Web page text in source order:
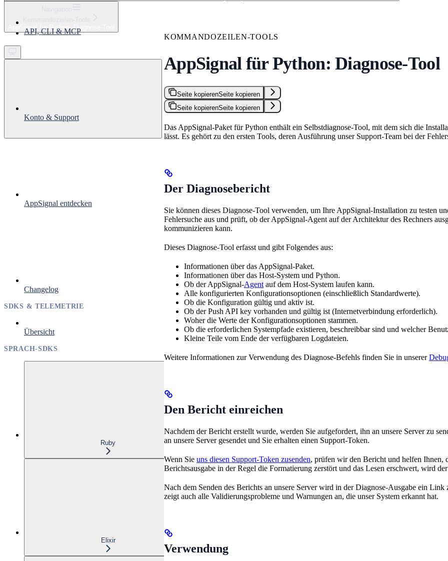
Get started
AppSignal für Python: Diagnose-Tool
API, CLI & MCP
Konto & Support
AppSignal entdecken
Changelog
SDKS & TELEMETRIE
Übersicht
SPRACH-SDKS
Ruby
Elixir
KOMMANDOZEILEN-TOOLS
AppSignal für Python: Diagnose-Tool
Seite kopierenSeite kopieren
Seite kopierenSeite kopieren
Das AppSignal-Paket für Python enthält ein Selbstdiagnose-Tool, mit dem sich die
lässt. Es gehört zu den ersten Tools, deren Ausführung unser Support-Team bei der
Der Diagnosebericht
Sie können dieses Diagnose-Tool verwenden, um Ihre AppSignal-Installation zu testen
Fehlersuche aus und prüft, ob der AppSignal-Agent auf der Architektur des Rechners
kommunizieren kann.
Dieses Diagnose-Tool erfasst und gibt Folgendes aus:
Informationen über das AppSignal-Paket.
Informationen über das Host-System und Python.
Ob der AppSignal-Agent auf dem Host-System laufen kann.
Alle konfigurierten Konfigurationsoptionen (einschließlich Standardwerte).
Ob die Konfiguration gültig und aktiv ist.
Ob der Push API key vorhanden und gültig ist (Internetverbindung erforderlich).
Woher die Werte der Konfigurationsoptionen stammen.
Ob die erforderlichen Systempfade existieren, beschreibbar sind und welcher
Kleine Teile vom Ende der verfügbaren Logdateien.
Weitere Informationen zur Verwendung des Diagnose-Befehls finden Sie in unserer
Den Bericht einreichen
Nachdem der Bericht erstellt wurde, werden Sie aufgefordert, ihn an unsere Server zu
an unsere Server gesendet und Sie erhalten einen Support-Token.
Wenn Sie uns diesen Support-Token zusenden, prüfen wir den Bericht und helfen Ihnen,
Berichtsausgabe in der Regel die Formatierung zerstört und das Lesen erschwert, wird
Nach dem Senden des Berichts an unsere Server wird in der Diagnose-Ausgabe ein
zeigt auch alle Validierungsprobleme und Warnungen an, die unser System erkannt hat.
Verwendung